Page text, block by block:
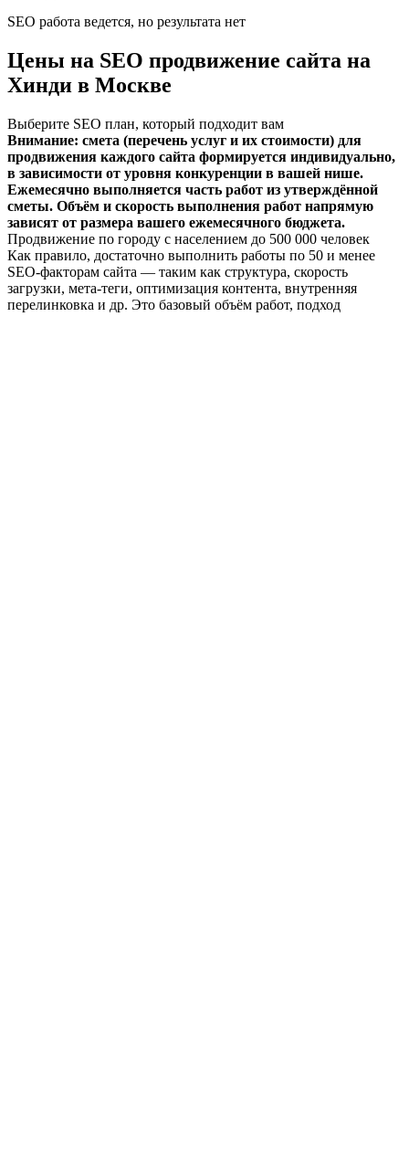
SEO работа ведется, но результата нет
Цены на SEO продвижение сайта на
Хинди в Москве
Выберите SEO план, который подходит вам
Внимание: смета (перечень услуг и их стоимости) для
продвижения каждого сайта формируется индивидуально,
в зависимости от уровня конкуренции в вашей нише.
Ежемесячно выполняется часть работ из утверждённой
сметы. Объём и скорость выполнения работ напрямую
зависят от размера вашего ежемесячного бюджета.
Продвижение по городу с населением до 500 000 человек
Как правило, достаточно выполнить работы по 50 и менее
SEO-факторам сайта — таким как структура, скорость
загрузки, мета-теги, оптимизация контента, внутренняя
перелинковка и др. Это базовый объём работ, подход